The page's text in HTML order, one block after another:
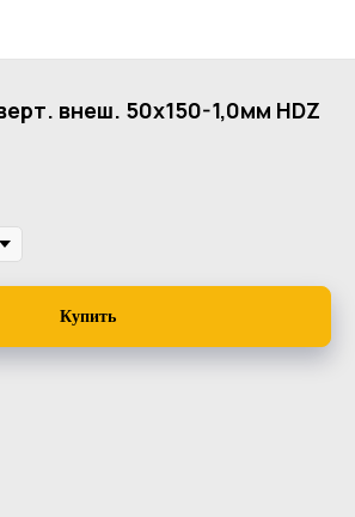
внеш. 50x150-1,0мм HDZ
Купить